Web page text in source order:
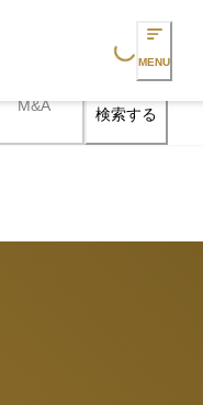
Loading... MENU
M&A 検索する